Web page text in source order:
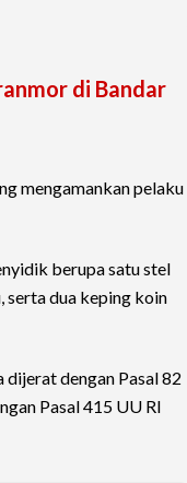
di Bandar
mengamankan pelaku
berupa satu stel
serta dua keping koin
dengan Pasal 82
Pasal 415 UU RI